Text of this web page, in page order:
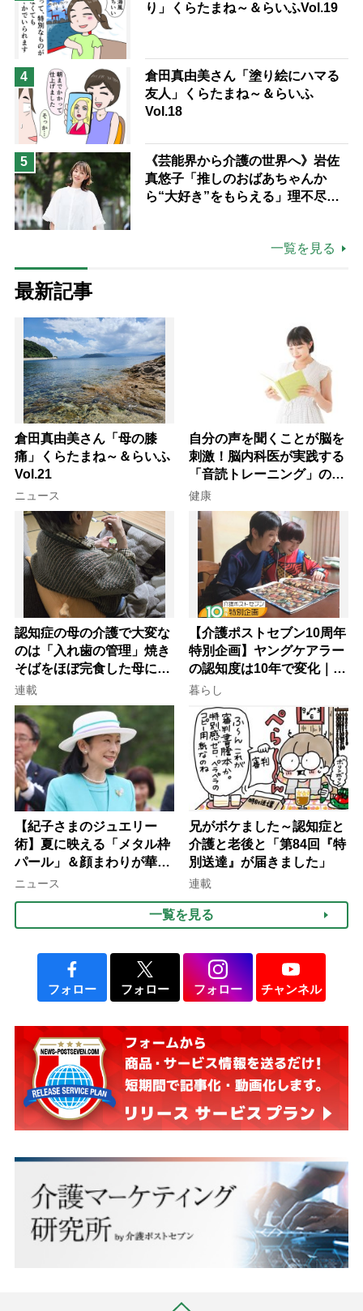
り」くらたまね～＆らいふVol.19
4
倉田真由美さん「塗り絵にハマる
友人」くらたまね～＆らいふ
Vol.18
5
《芸能界から介護の世界へ》岩佐
真悠子「推しのおばあちゃんか
ら“大好き”をもらえる」理不尽さ
一覧を見る
最新記事
倉田真由美さん「母の膝
痛」くらたまね～＆らいふ
Vol.21
ニュース
自分の声を聞くことが脳を
刺激！脳内科医が実践する
「音読トレーニング」の極
意
健康
認知症の母の介護で大変な
のは「入れ歯の管理」焼き
そばをほぼ完食した母に息
子が血の気が引いた理由
連載
【介護ポストセブン10周年
特別企画】ヤングケアラー
の認知度は10年で変化｜流
行語大賞にノミネート、法
律にも明記されたが果たし
て現在は？
暮らし
【紀子さまのジュエリー
術】夏に映える「メタル枠
パール」＆顔まわりが華や
ぐ「揺れる一粒」の使い分
ニュース
兄がボケました～認知症と
介護と老後と「第84回『特
別送達』が届きました」
連載
一覧を見る
フォロー フォロー フォロー チャンネル